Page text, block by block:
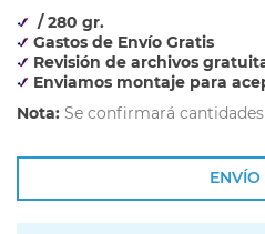
/ 280 gr.
Gastos de Envío Gratis
Revisión de archivos
Enviamos montaje para
Nota: Se confirmará
ENVÍO